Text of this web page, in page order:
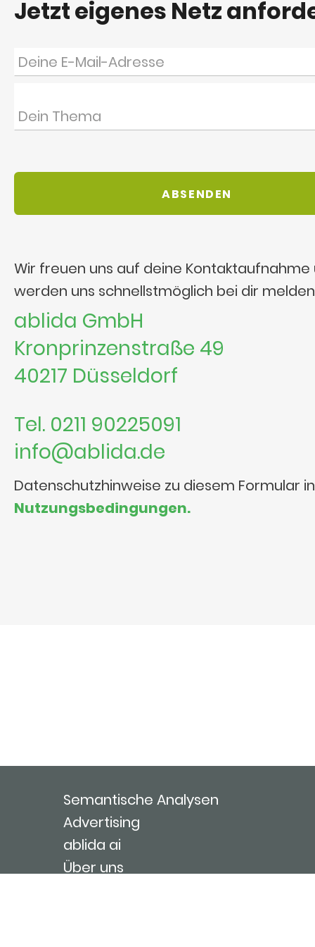
Jetzt eigenes Netz
Wir freuen uns auf deine Kontaktaufnahme
werden uns schnellstmöglich bei dir
ablida GmbH
Kronprinzenstraße 49
40217 Düsseldorf
Tel. 0211 90225091
info@ablida.de
Datenschutzhinweise zu diesem Formular
Nutzungsbedingungen.
Semantische Analysen
Advertising
ablida ai
Über uns